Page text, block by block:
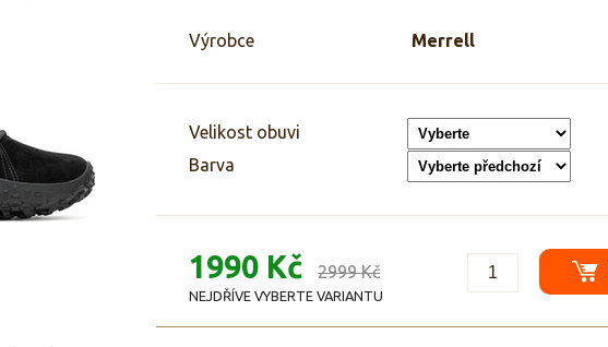
Výrobce Merrell
Velikost obuvi
Barva
1990 Kč 2999 Kč
NEJDŘÍVE VYBERTE VARIANTU